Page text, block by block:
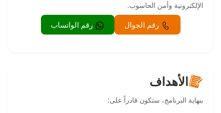
الإلكترونية وأمن الحاسوب.
رقم الجوال رقم الواتساب
الأهداف
بنهاية البرنامج، ستكون قادراً على: